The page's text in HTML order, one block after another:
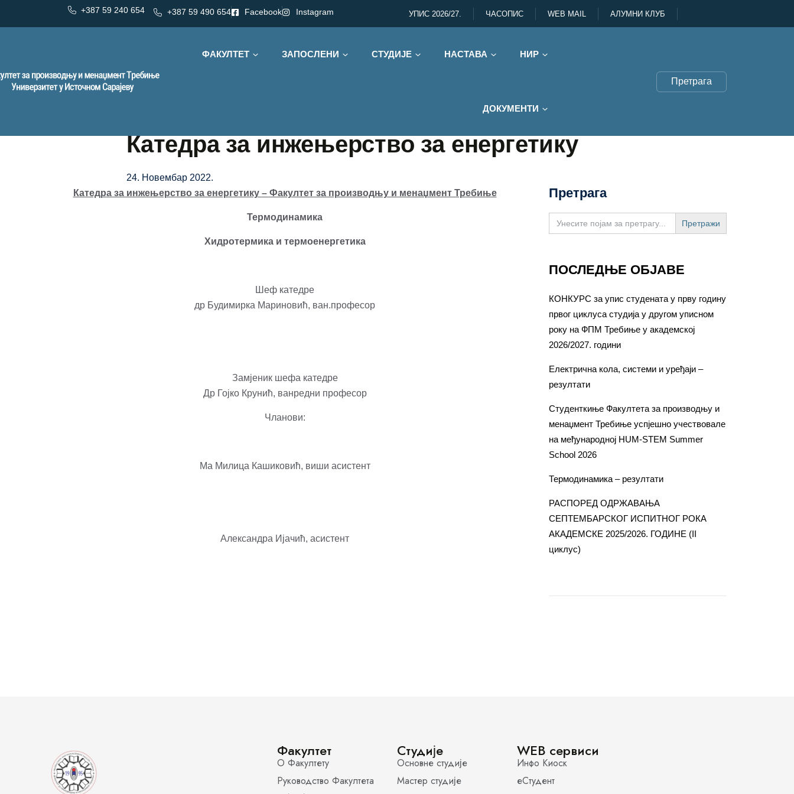
+387 59 240 654 +387 59 490 654 Facebook Instagram УПИС 2026/27. ЧАСОПИС WEB MAIL АЛУМНИ КЛУБ
ФАКУЛТЕТ ЗАПОСЛЕНИ СТУДИЈЕ НАСТАВА НИР
ДОКУМЕНТИ
Претрага
Катедра за инжењерство за енергетику
24. Новембар 2022.
Катедра за инжењерство за енергетику – Факултет за производњу и менаџмент Требиње
Термодинамика
Хидротермика и термоенергетика
Шеф катедре
др Будимирка Мариновић, ван.професор
Замјеник шефа катедре
Др Гојко Крунић, ванредни професор
Чланови:
Ма Милица Кашиковић, виши асистент
Александра Ијачић, асистент
Претрага
Search
for:
ПОСЛЕДЊЕ ОБЈАВЕ
КОНКУРС за упис студената у прву годину
првог циклуса студија у другом уписном
року на ФПМ Требиње у академској
2026/2027. години
Електрична кола, системи и уређаји –
резултати
Студенткиње Факултета за производњу и
менаџмент Требиње успјешно учествовале
на међународној HUM-STEM Summer
School 2026
Термодинамика – резултати
РАСПОРЕД ОДРЖАВАЊА
СЕПТЕМБАРСКОГ ИСПИТНОГ РОКА
АКАДЕМСКЕ 2025/2026. ГОДИНЕ (II
циклус)
Факултет
О Факултету
Руководство Факултета
Студије
Основне студије
Мастер студије
WEB сервиси
Инфо Киоск
еСтудент